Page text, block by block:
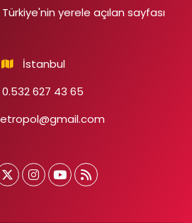
yerele açılan sayfası
İstanbul
0.532 627 43 65